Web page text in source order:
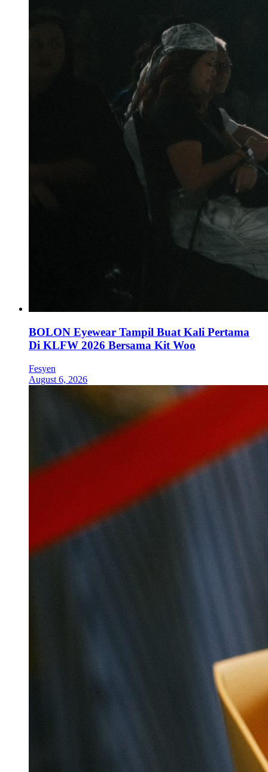
BOLON Eyewear Tampil Buat Kali Pertama
Di KLFW 2026 Bersama Kit Woo
Fesyen
August 6, 2026